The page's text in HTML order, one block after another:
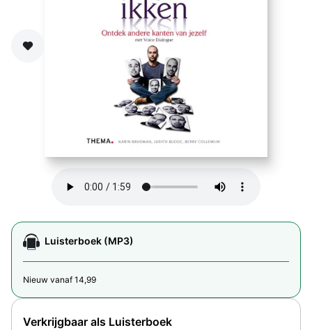
Zet op verlanglijst
Luisterboek (MP3)
Nieuw vanaf 14,99
Verkrijgbaar als Luisterboek